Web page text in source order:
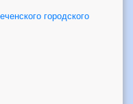
городского